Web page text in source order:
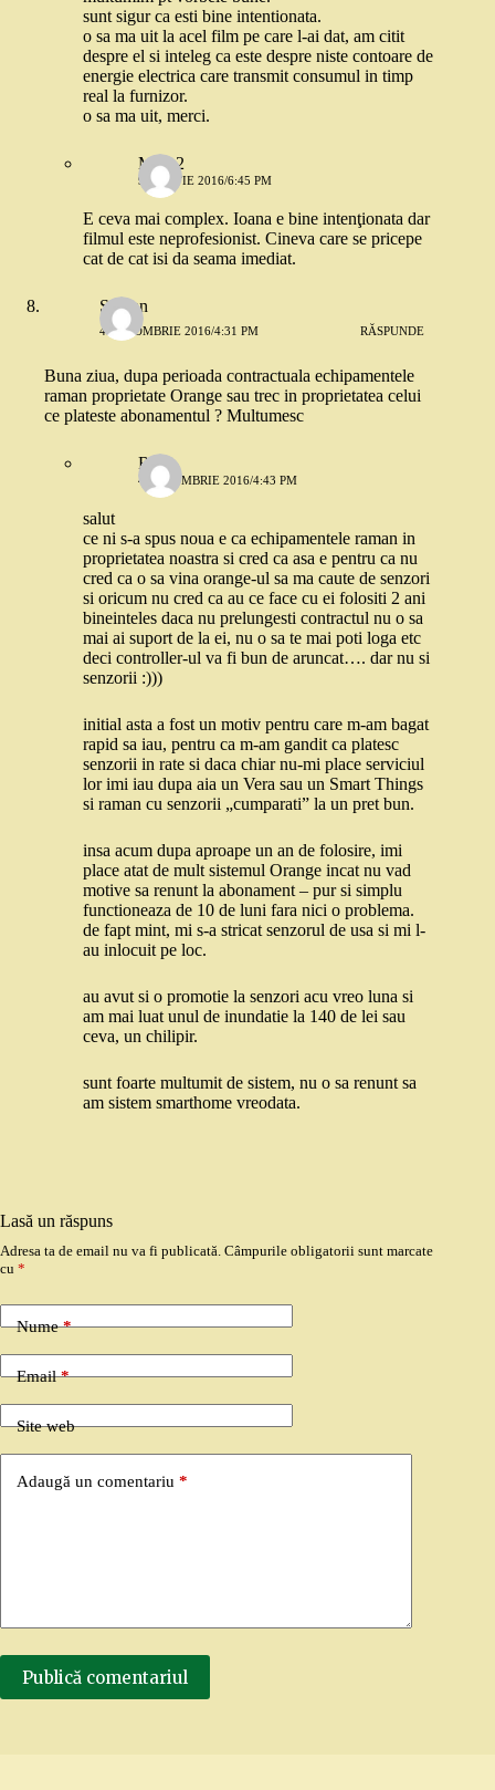
sunt sigur ca esti bine intentionata.
o sa ma uit la acel film pe care l-ai dat, am citit
despre el si inteleg ca este despre niste contoare de
energie electrica care transmit consumul in timp
real la furnizor.
o sa ma uit, merci.
Mira 2
9 MARTIE 2016/6:45 PM
E ceva mai complex. Ioana e bine intenţionata dar
filmul este neprofesionist. Cineva care se pricepe
cat de cat isi da seama imediat.
Serban
4 OCTOMBRIE 2016/4:31 PM RĂSPUNDE
Buna ziua, dupa perioada contractuala echipamentele
raman proprietate Orange sau trec in proprietatea celui
ce plateste abonamentul ? Multumesc
Robo
4 OCTOMBRIE 2016/4:43 PM
salut
ce ni s-a spus noua e ca echipamentele raman in
proprietatea noastra si cred ca asa e pentru ca nu
cred ca o sa vina orange-ul sa ma caute de senzori
si oricum nu cred ca au ce face cu ei folositi 2 ani
bineinteles daca nu prelungesti contractul nu o sa
mai ai suport de la ei, nu o sa te mai poti loga etc
deci controller-ul va fi bun de aruncat…. dar nu si
senzorii :)))
initial asta a fost un motiv pentru care m-am bagat
rapid sa iau, pentru ca m-am gandit ca platesc
senzorii in rate si daca chiar nu-mi place serviciul
lor imi iau dupa aia un Vera sau un Smart Things
si raman cu senzorii „cumparati” la un pret bun.
insa acum dupa aproape un an de folosire, imi
place atat de mult sistemul Orange incat nu vad
motive sa renunt la abonament – pur si simplu
functioneaza de 10 de luni fara nici o problema.
de fapt mint, mi s-a stricat senzorul de usa si mi l-
au inlocuit pe loc.
au avut si o promotie la senzori acu vreo luna si
am mai luat unul de inundatie la 140 de lei sau
ceva, un chilipir.
sunt foarte multumit de sistem, nu o sa renunt sa
am sistem smarthome vreodata.
Lasă un răspuns
Adresa ta de email nu va fi publicată. Câmpurile obligatorii sunt marcate
cu *
Nume*
Email*
Site web
Adaugă un comentariu *
Publică comentariul